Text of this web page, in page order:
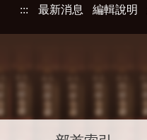
::: 最新消息 編輯說明